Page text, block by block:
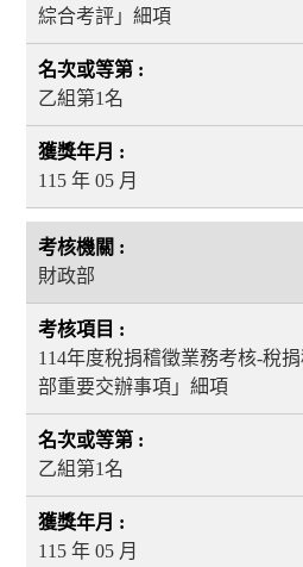
綜合考評」細項
乙組第1名
115 年 05 月
財政部
114年度稅捐稽徵業務考核-稅
部重要交辦事項」細項
乙組第1名
115 年 05 月